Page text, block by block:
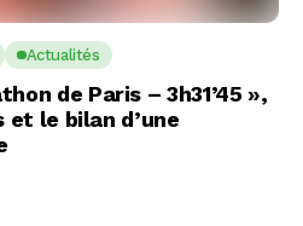
Actualités
de Paris – 3h31’45 »,
le bilan d’une